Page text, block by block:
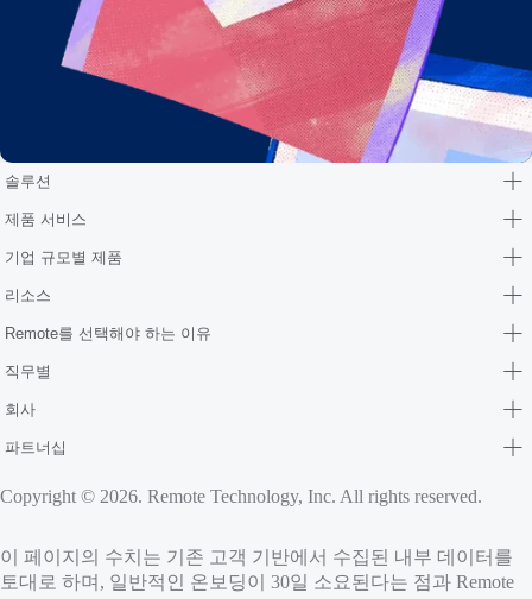
솔루션
제품 서비스
기업 규모별 제품
리소스
Remote를 선택해야 하는 이유
직무별
회사
파트너십
Copyright © 2026. Remote Technology, Inc. All rights reserved.
이 페이지의 수치는 기존 고객 기반에서 수집된 내부 데이터를
토대로 하며, 일반적인 온보딩이 30일 소요된다는 점과 Remote